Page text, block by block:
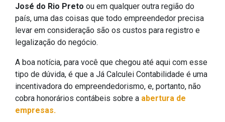
José do Rio Preto ou em qualquer outra região do
país, uma das coisas que todo empreendedor precisa
levar em consideração são os custos para registro e
legalização do negócio.
A boa notícia, para você que chegou até aqui com esse
tipo de dúvida, é que a Já Calculei Contabilidade é uma
incentivadora do empreendedorismo, e, portanto, não
cobra honorários contábeis sobre a abertura de
empresas.